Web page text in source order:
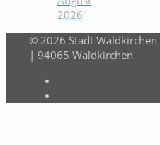
2026
© 2026 Stadt Waldkirchen
| 94065 Waldkirchen